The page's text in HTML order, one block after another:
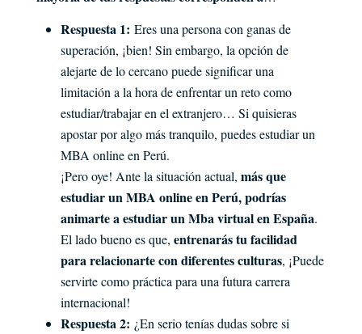
Respuesta 1: Eres una persona con ganas de
superación, ¡bien! Sin embargo, la opción de
alejarte de lo cercano puede significar una
limitación a la hora de enfrentar un reto como
estudiar/trabajar en el extranjero… Si quisieras
apostar por algo más tranquilo, puedes estudiar un
MBA online en Perú.
¡Pero oye! Ante la situación actual, más que
estudiar un MBA online en Perú, podrías
animarte a estudiar un Mba virtual en España.
El lado bueno es que, entrenarás tu facilidad
para relacionarte con diferentes culturas, ¡Puede
servirte como práctica para una futura carrera
internacional!
Respuesta 2: ¿En serio tenías dudas sobre si